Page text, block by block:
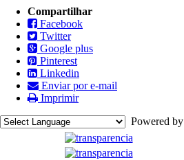
Compartilhar
Facebook
Twitter
Google plus
Pinterest
Linkedin
Enviar por e-mail
Imprimir
Powered by